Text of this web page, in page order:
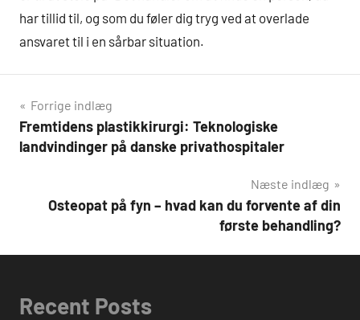
har tillid til, og som du føler dig tryg ved at overlade
ansvaret til i en sårbar situation.
Indlægsnavigation
Forrige indlæg
Fremtidens plastikkirurgi: Teknologiske
landvindinger på danske privathospitaler
Næste indlæg
Osteopat på fyn – hvad kan du forvente af din
første behandling?
Recent Posts